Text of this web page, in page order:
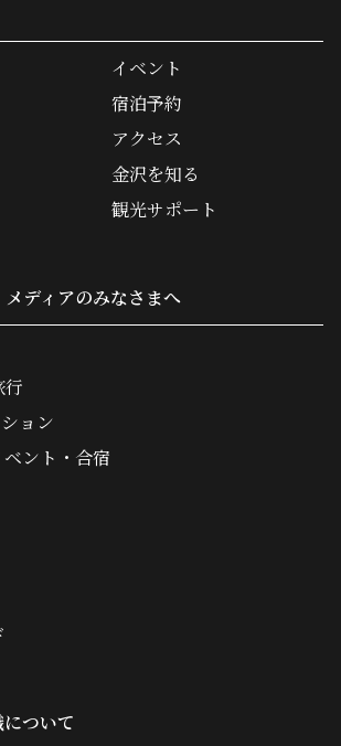
イベント
宿泊予約
アクセス
金沢を知る
観光サポート
ディアのみなさまへ
行
ョン
ント・合宿
ついて